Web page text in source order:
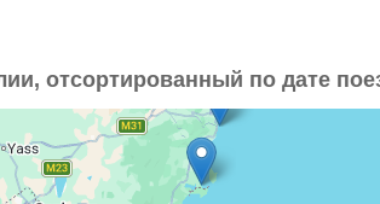
отсортированный по дате